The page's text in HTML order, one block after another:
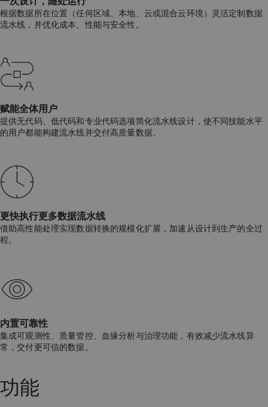
根据数据所在位置（任何区域、本地、云或混合云环境）灵活定制数据
流水线，并优化成本、性能与安全性。
赋能全体用户
提供无代码、低代码和专业代码选项简化流水线设计，使不同技能水平
的用户都能构建流水线并交付高质量数据。
更快执行更多数据流水线
借助高性能处理实现数据转换的规模化扩展，加速从设计到生产的全过
程。
内置可靠性
集成可观测性、质量管控、血缘分析与治理功能，有效减少流水线异
常，交付更可信的数据。
功能